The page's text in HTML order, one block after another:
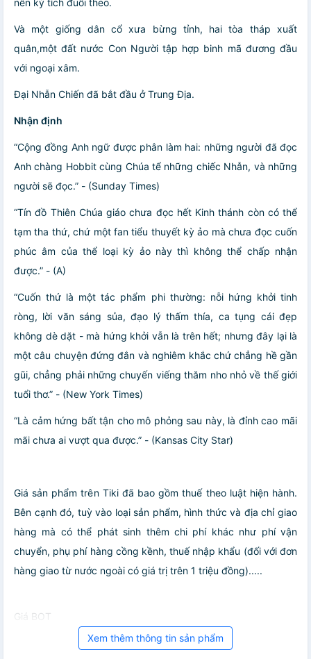
Và một giống dân cổ xưa bừng tỉnh, hai tòa tháp xuất
quân,một đất nước Con Người tập hợp binh mã đương đầu
với ngoại xâm.
Đại Nhẫn Chiến đã bắt đầu ở Trung Địa.
Nhận định
“Cộng đồng Anh ngữ được phân làm hai: những người đã đọc
Anh chàng Hobbit cùng Chúa tể những chiếc Nhẫn, và những
người sẽ đọc.” - (Sunday Times)
“Tín đồ Thiên Chúa giáo chưa đọc hết Kinh thánh còn có thể
tạm tha thứ, chứ một fan tiểu thuyết kỳ ảo mà chưa đọc cuốn
phúc âm của thể loại kỳ ảo này thì không thể chấp nhận
được.” - (A)
“Cuốn thứ là một tác phẩm phi thường: nỗi hứng khởi tinh
ròng, lời văn sáng sủa, đạo lý thấm thía, ca tụng cái đẹp
không dè dặt - mà hứng khởi vẫn là trên hết; nhưng đây lại là
một câu chuyện đứng đắn và nghiêm khắc chứ chẳng hề gần
gũi, chẳng phải những chuyến viếng thăm nho nhỏ về thế giới
tuổi thơ.” - (New York Times)
“Là cảm hứng bất tận cho mô phỏng sau này, là đỉnh cao mãi
mãi chưa ai vượt qua được.” - (Kansas City Star)
Giá sản phẩm trên Tiki đã bao gồm thuế theo luật hiện hành.
Bên cạnh đó, tuỳ vào loại sản phẩm, hình thức và địa chỉ giao
hàng mà có thể phát sinh thêm chi phí khác như phí vận
chuyển, phụ phí hàng cồng kềnh, thuế nhập khẩu (đối với đơn
hàng giao từ nước ngoài có giá trị trên 1 triệu đồng).....
Giá BOT
Xem thêm thông tin sản phẩm